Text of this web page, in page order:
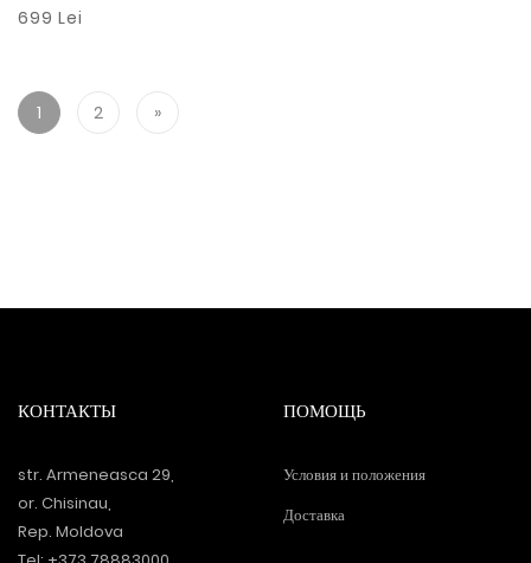
699 Lei
1 2 »
КОНТАКТЫ
str. Armeneasca 29,
or. Chisinau,
Rep. Moldova
ПОМОЩЬ
Условия и положения
Доставка